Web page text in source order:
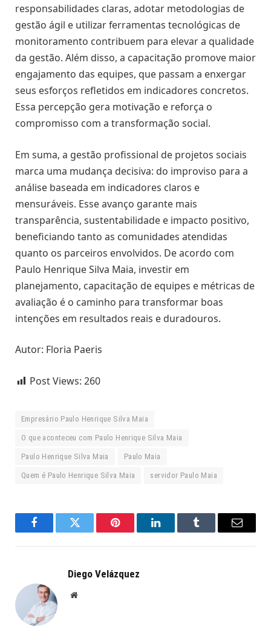
responsabilidades claras, adotar metodologias de
gestão ágil e utilizar ferramentas tecnológicas de
monitoramento contribuem para elevar a qualidade
da gestão. Além disso, a capacitação promove maior
engajamento das equipes, que passam a enxergar
seus esforços refletidos em indicadores concretos.
Essa percepção gera motivação e reforça o
compromisso com a transformação social.
Em suma, a gestão profissional de projetos sociais
marca uma mudança decisiva: do improviso para a
análise baseada em indicadores claros e
mensuráveis. Esse avanço garante mais
transparência, sustentabilidade e impacto positivo,
beneficiando tanto as comunidades atendidas
quanto os parceiros envolvidos. De acordo com
Paulo Henrique Silva Maia, investir em
planejamento, capacitação de equipes e métricas de
avaliação é o caminho para transformar boas
intenções em resultados reais e duradouros.
Autor: Floria Paeris
Post Views: 260
Empresário Paulo Henrique Silva Maia
O que aconteceu com Paulo Henrique Silva Maia
Paulo Henrique Silva Maia Paulo Maia
Quem é Paulo Henrique Silva Maia servidor Paulo Maia
FacebookTwitter Pinterest LinkedInTumblr Email
Diego Velázquez
Website